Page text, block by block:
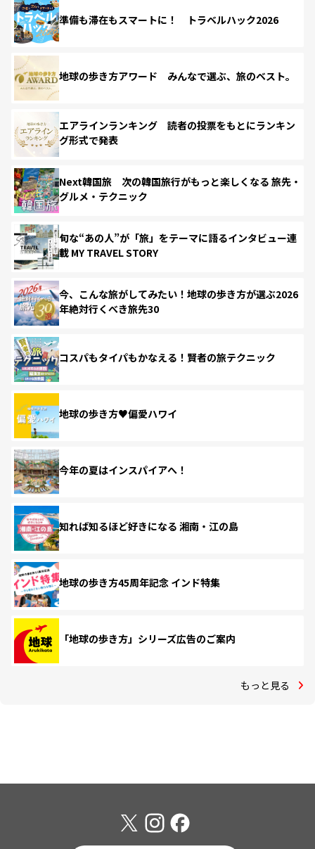
準備も滞在もスマートに！ トラベルハック2026
地球の歩き方アワード みんなで選ぶ、旅のベスト。
エアラインランキング 読者の投票をもとにランキン
グ形式で発表
Next韓国旅 次の韓国旅行がもっと楽しくなる 旅先・
グルメ・テクニック
旬な“あの人”が「旅」をテーマに語るインタビュー連
載 MY TRAVEL STORY
今、こんな旅がしてみたい！地球の歩き方が選ぶ2026
年絶対行くべき旅先30
コスパもタイパもかなえる！賢者の旅テクニック
地球の歩き方♥偏愛ハワイ
今年の夏はインスパイアへ！
知れば知るほど好きになる 湘南・江の島
地球の歩き方45周年記念 インド特集
「地球の歩き方」シリーズ広告のご案内
もっと見る